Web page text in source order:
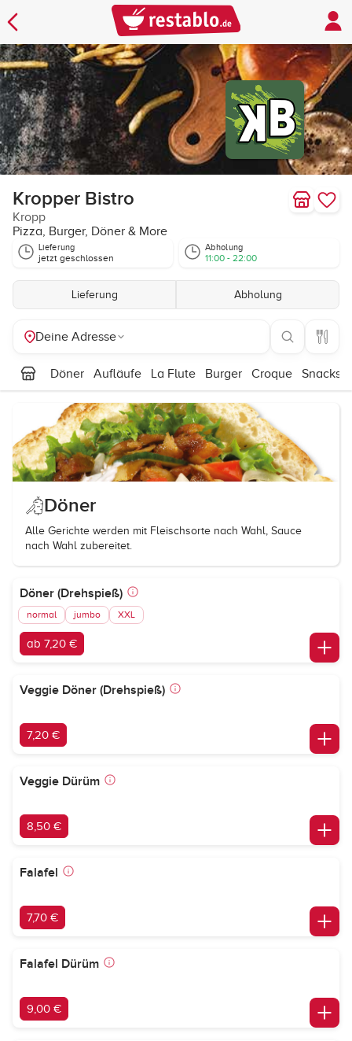
Kropper Bistro
Kropp
Pizza, Burger, Döner & More
Lieferung
jetzt geschlossen
Abholung
11:00 - 22:00
Lieferung Abholung
Deine Adresse
Döner Aufläufe La Flute Burger Croque Snacks
Döner
Alle Gerichte werden mit Fleischsorte nach Wahl, Sauce
nach Wahl zubereitet.
Döner (Drehspieß)
normal jumbo XXL
ab 7,20 €
Veggie Döner (Drehspieß)
7,20 €
Veggie Dürüm
8,50 €
Falafel
7,70 €
Falafel Dürüm
9,00 €